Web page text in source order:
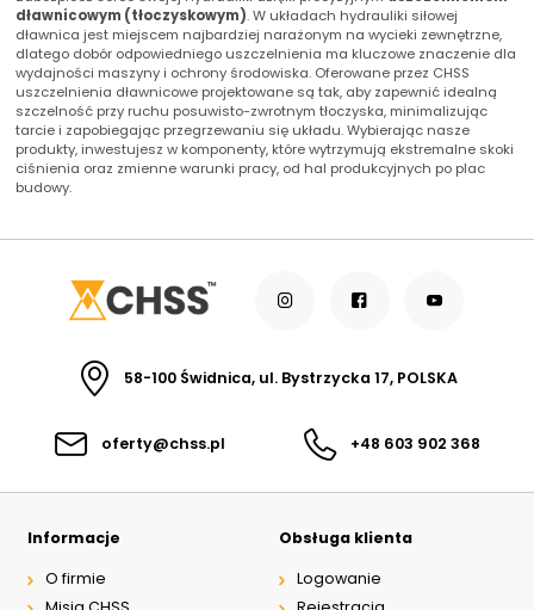
Biuro obsługi klienta:
+48 535 424 483
+48 665 001 660
jawor@chss.pl
PN-PT: 7:00 - 16:00
Magazyn 24H:
+48 665 001 770
POWER HYDRAULICS SOLUTIONS
Sp. z o.o.
NIP: PL 884 282 31 43
KRS: 0001073679
+48 732 527 128
www.powerhydraulics.eu
dławnicowym (tłoczyskowym). W układach hydrauliki siłowej
dławnica jest miejscem najbardziej narażonym na wycieki zewnętrzne,
dlatego dobór odpowiedniego uszczelnienia ma kluczowe znaczenie dla
wydajności maszyny i ochrony środowiska. Oferowane przez CHSS
uszczelnienia dławnicowe projektowane są tak, aby zapewnić idealną
szczelność przy ruchu posuwisto-zwrotnym tłoczyska, minimalizując
tarcie i zapobiegając przegrzewaniu się układu. Wybierając nasze
produkty, inwestujesz w komponenty, które wytrzymują ekstremalne skoki
ciśnienia oraz zmienne warunki pracy, od hal produkcyjnych po plac
budowy.
58-100 Świdnica, ul. Bystrzycka 17, POLSKA
oferty@chss.pl +48 603 902 368
Informacje
O firmie
Obsługa klienta
Logowanie